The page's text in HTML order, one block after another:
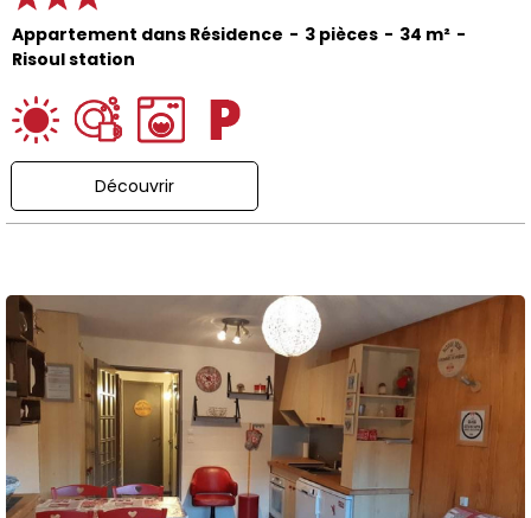
Appartement dans Résidence 3 pièces 34 m²
Risoul station
Découvrir